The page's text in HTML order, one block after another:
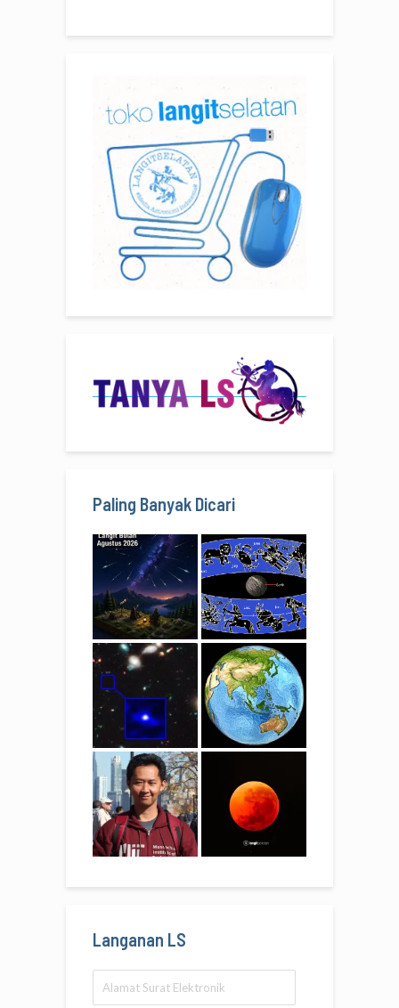
Paling Banyak Dicari
Langanan LS
Surat